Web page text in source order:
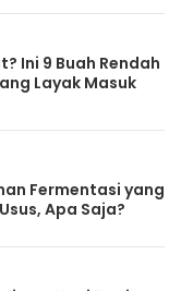
Ini 9 Buah Rendah
Layak Masuk
Fermentasi yang
Apa Saja?